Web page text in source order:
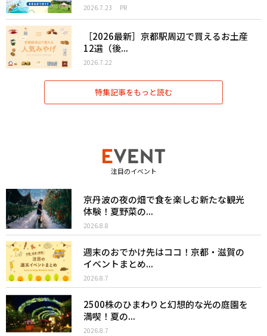
2026.7.23 PR
［2026最新］京都駅周辺で買えるお土産
12選（後...
2026.7.22
特集記事をもっと読む
注目のイベント
京丹波の夜の畑で食を楽しむ新たな観光
体験！夏野菜の...
2026.8.8
週末のおでかけ先はココ！京都・滋賀の
イベントまとめ...
2026.8.7
2500株のひまわりと幻想的な光の庭園を
満喫！夏の...
2026.8.7